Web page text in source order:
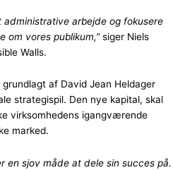
administrative arbejde og fokusere
om vores publikum,”siger Niels
Walls.
af David Jean Heldager
strategispil. Den nye kapital, skal
virksomhedens igangværende
marked.
en sjov måde at dele sin succes på.